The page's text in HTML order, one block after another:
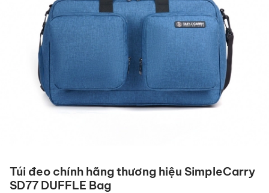
Túi đeo chính hãng thương hiệu SimpleCarry
SD77 DUFFLE Bag